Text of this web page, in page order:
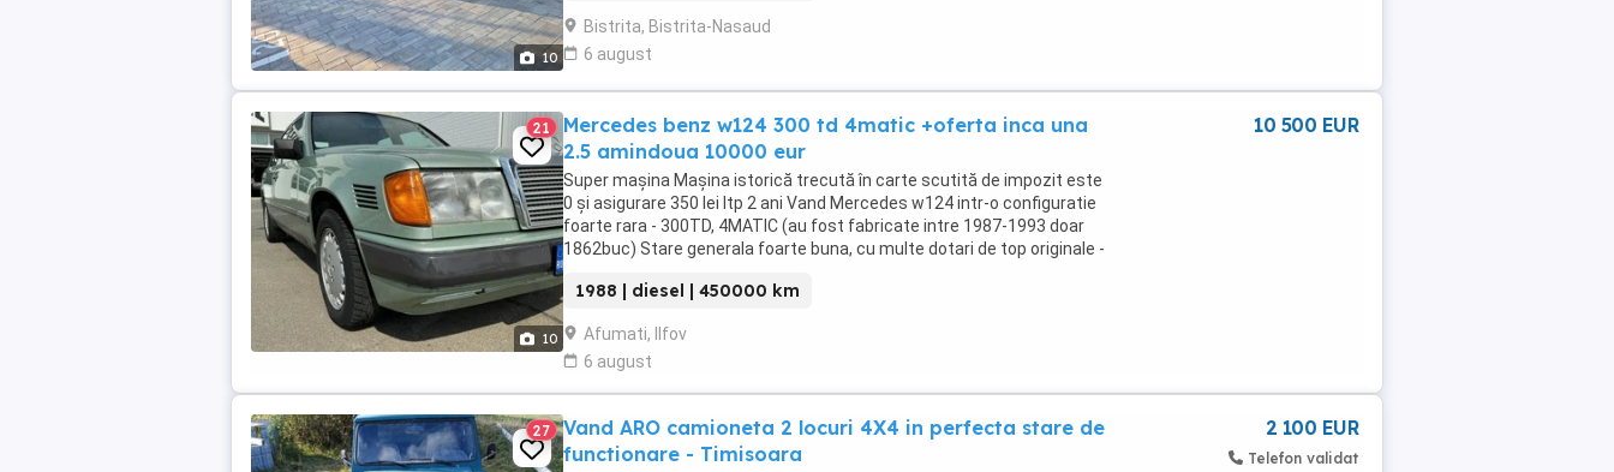
10
Bistrita, Bistrita-Nasaud
6 august
10
21
Mercedes benz w124 300 td 4matic +oferta inca una
2.5 amindoua 10000 eur
Super mașina Mașina istorică trecută în carte scutită de impozit este
0 și asigurare 350 lei Itp 2 ani Vand Mercedes w124 intr-o configuratie
foarte rara - 300TD, 4MATIC (au fost fabricate intre 1987-1993 doar
1862buc) Stare generala foarte buna, cu multe dotari de top originale -
1988 | diesel | 450000 km
Afumati, Ilfov
6 august
10 500 EUR
27
Vand ARO camioneta 2 locuri 4X4 in perfecta stare de
functionare - Timisoara
2 100 EUR
Telefon validat